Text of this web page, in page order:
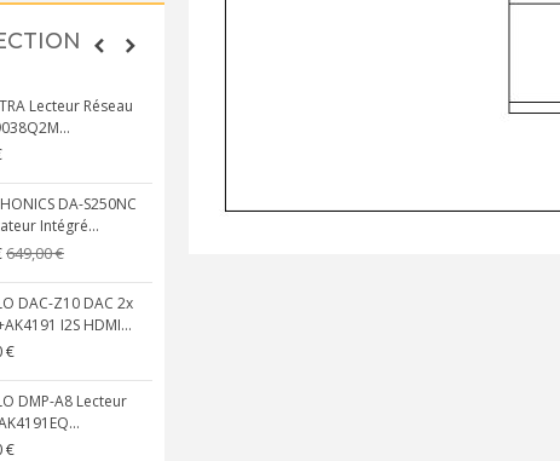
Lecteur Réseau
DA-S250NC
Intégré...
649,00 €
DAC-Z10 DAC 2x
I2S HDMI...
€
DMP-A8 Lecteur
€